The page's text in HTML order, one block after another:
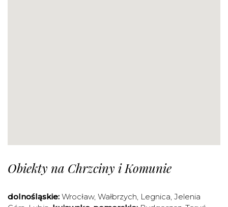
Obiekty na Chrzciny i Komunie
dolnośląskie: Wrocław, Wałbrzych, Legnica, Jelenia